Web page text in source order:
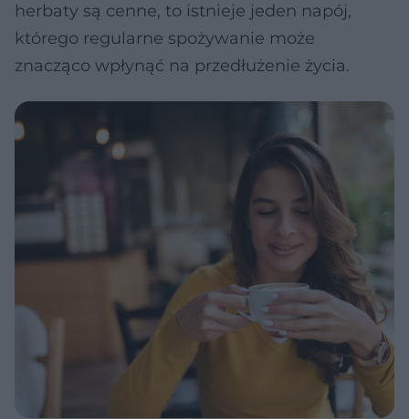
herbaty są cenne, to istnieje jeden napój,
którego regularne spożywanie może
znacząco wpłynąć na przedłużenie życia.